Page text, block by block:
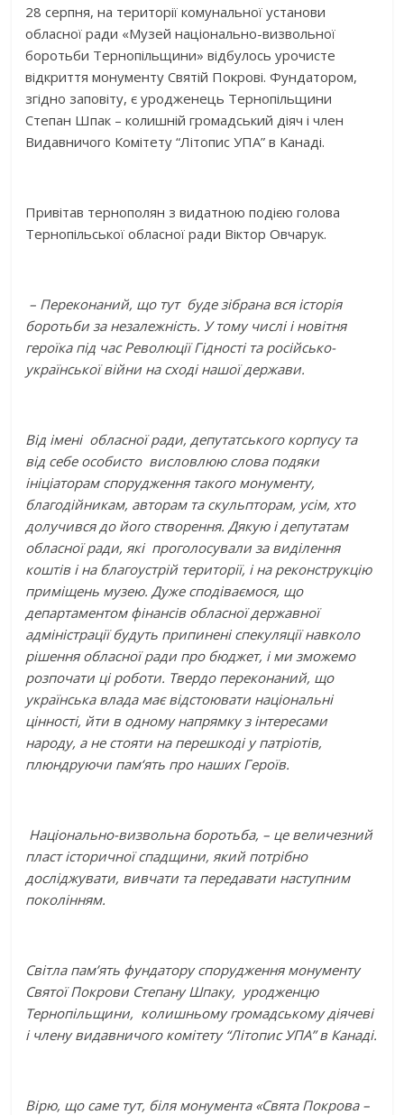
28 серпня, на території комунальної установи
обласної ради «Музей національно-визвольної
боротьби Тернопільщини» відбулось урочисте
відкриття монументу Святій Покрові. Фундатором,
згідно заповіту, є уродженець Тернопільщини
Степан Шпак – колишній громадський діяч і член
Видавничого Комітету “Літопис УПА” в Канаді.
Привітав тернополян з видатною подією голова
Тернопільської обласної ради Віктор Овчарук.
– Переконаний, що тут буде зібрана вся історія
боротьби за незалежність. У тому числі і новітня
героїка під час Революції Гідності та російсько-
української війни на сході нашої держави.
Від імені обласної ради, депутатського корпусу та
від себе особисто висловлюю слова подяки
ініціаторам спорудження такого монументу,
благодійникам, авторам та скульпторам, усім, хто
долучився до його створення. Дякую і депутатам
обласної ради, які проголосували за виділення
коштів і на благоустрій території, і на реконструкцію
приміщень музею. Дуже сподіваємося, що
департаментом фінансів обласної державної
адміністрації будуть припинені спекуляції навколо
рішення обласної ради про бюджет, і ми зможемо
розпочати ці роботи. Твердо переконаний, що
українська влада має відстоювати національні
цінності, йти в одному напрямку з інтересами
народу, а не стояти на перешкоді у патріотів,
плюндруючи пам‘ять про наших Героїв.
Національно-визвольна боротьба, – це величезний
пласт історичної спадщини, який потрібно
досліджувати, вивчати та передавати наступним
поколінням.
Світла пам’ять фундатору спорудження монументу
Святої Покрови Степану Шпаку, уродженцю
Тернопільщини, колишньому громадському діячеві
і члену видавничого комітету “Літопис УПА” в Канаді.
Вірю, що саме тут, біля монумента «Свята Покрова –